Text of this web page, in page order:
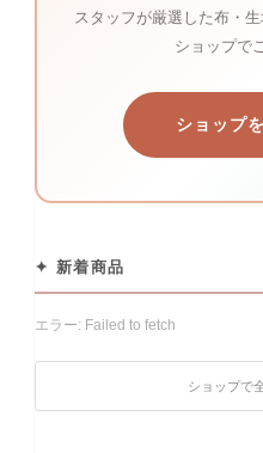
スタッフが厳選した布・
ショップで
ショップ
✦ 新着商品
エラー: Failed to fetch
ショップで